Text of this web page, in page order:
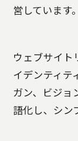
営しています。
ウェブサイト
イデンティテ
ガン、ビジョ
語化し、シン